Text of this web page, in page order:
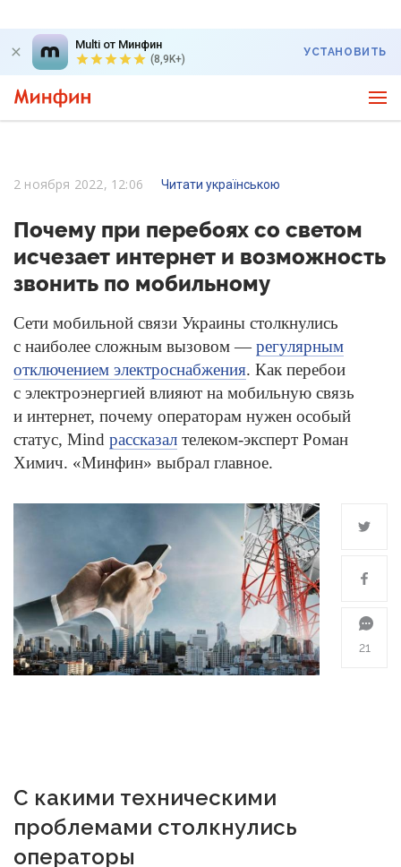
Multi от Минфин
(8,9K+)
УСТАНОВИТЬ
2 ноября 2022, 12:06 Читати українською
Почему при перебоях со светом
исчезает интернет и возможность
звонить по мобильному
Сети мобильной связи Украины столкнулись
с наиболее сложным вызовом —регулярным
отключением электроснабжения. Как перебои
с электроэнергией влияют на мобильную связь
и интернет, почему операторам нужен особый
статус, Mind рассказал телеком-эксперт Роман
Химич. «Минфин» выбрал главное.
21
С какими техническими
проблемами столкнулись
операторы